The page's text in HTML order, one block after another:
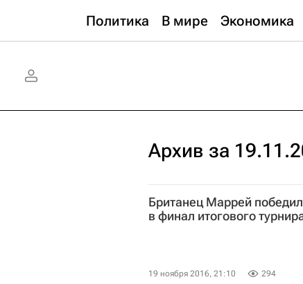
Политика В мире Экономика
Архив за
Британец Маррей
в финал итогового
19 ноября 2016, 21:10 294